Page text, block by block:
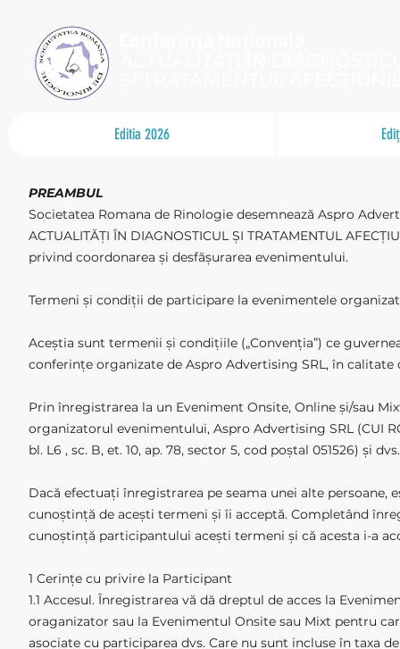
Editia 2026
PREAMBUL
Societatea Romana de Rinologie desemnează Aspro
ACTUALITĂȚI ÎN DIAGNOSTICUL ȘI TRATAMENTUL
privind coordonarea și desfășurarea evenimentului.
Termeni și condiții de participare la evenimentele
Aceștia sunt termenii și condițiile („Convenția”) ce
conferințe organizate de Aspro Advertising SRL, în
Prin înregistrarea la un Eveniment Onsite, Online și/sau
organizatorul evenimentului, Aspro Advertising SRL (CUI
bl. L6 , sc. B, et. 10, ap. 78, sector 5, cod poștal 051526) și
Dacă efectuați înregistrarea pe seama unei alte persoane,
cunoștință de acești termeni și îi acceptă. Completând
cunoștință participantului acești termeni și că acesta i-a
1 Cerințe cu privire la Participant
1.1 Accesul. Înregistrarea vă dă dreptul de acces la
oraganizator sau la Evenimentul Onsite sau Mixt pentru
asociate cu participarea dvs. Care nu sunt incluse în taxa